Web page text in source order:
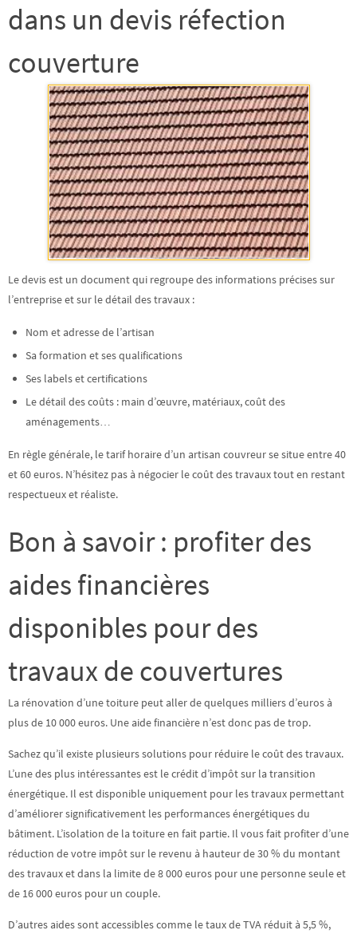
dans un devis réfection
couverture
Le devis est un document qui regroupe des informations précises sur
l’entreprise et sur le détail des travaux :
Nom et adresse de l’artisan
Sa formation et ses qualifications
Ses labels et certifications
Le détail des coûts : main d’œuvre, matériaux, coût des
aménagements…
En règle générale, le tarif horaire d’un artisan couvreur se situe entre40
et 60 euros. N’hésitez pas à négocier le coût des travaux tout en restant
respectueux et réaliste.
Bon à savoir : profiter des
aides financières
disponibles pour des
travaux de couvertures
La rénovation d’une toiture peut aller de quelques milliers d’euros à
plus de 10 000 euros. Une aide financière n’est donc pas de trop.
Sachez qu’il existe plusieurs solutions pour réduire le coût des travaux.
L’une des plus intéressantes est le crédit d’impôt sur la transition
énergétique. Il est disponible uniquement pour les travaux permettant
d’améliorer significativement les performances énergétiques du
bâtiment. L’isolation de la toiture en fait partie. Il vous fait profiter d’une
réduction de votre impôt sur le revenu à hauteur de30 % du montant
des travaux et dans la limite de 8 000 euros pour une personne seule et
de 16 000 euros pour un couple.
D’autres aides sont accessibles comme le taux de TVA réduit à 5,5 %,